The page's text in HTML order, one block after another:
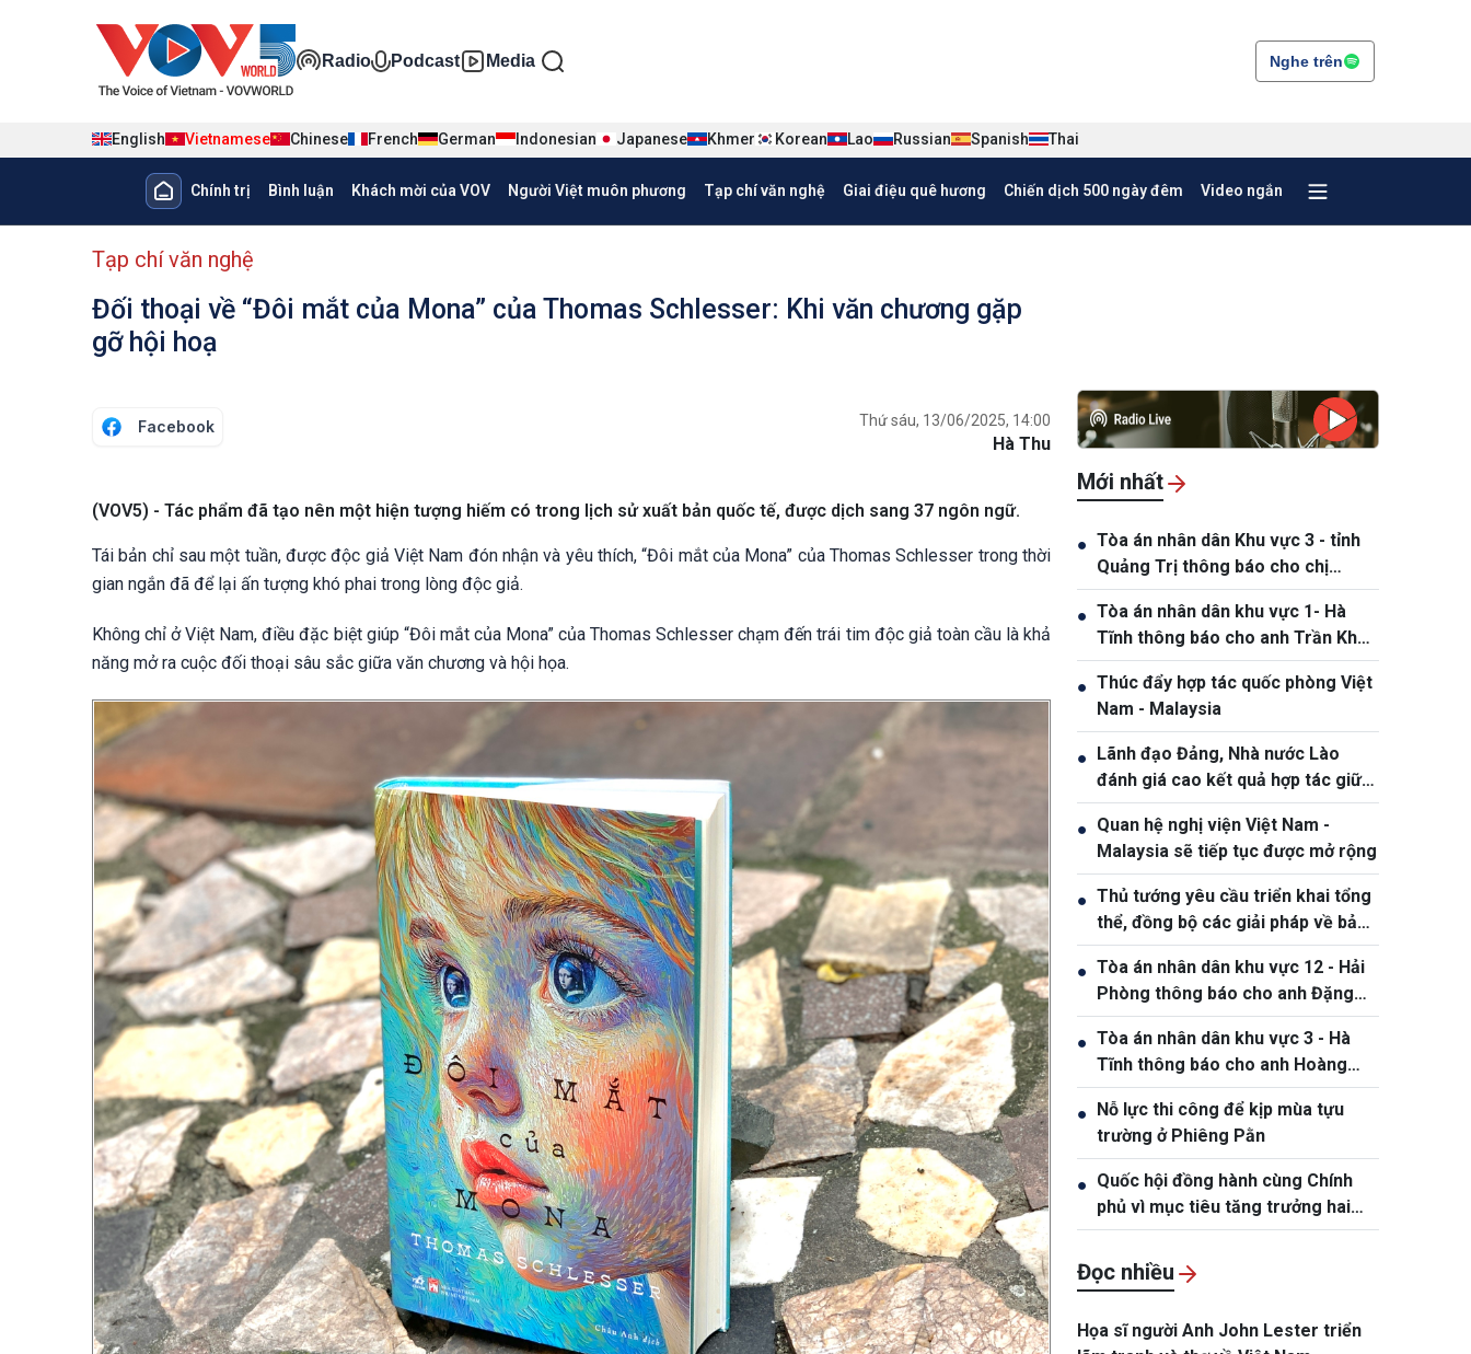
Đa phương tiện tiếng Việt
Radio Podcast Media Nghe trên
English Vietnamese Chinese French German Indonesian Japanese Khmer Korean Lao Russian Spanish Thai
Main navigation
Chính trị Bình luận Khách mời của VOV Người Việt muôn phương Tạp chí văn nghệ Giai điệu quê hương Chiến dịch 500 ngày đêm Video ngắn
menu phụ tiếng Việt
Tạp chí văn nghệ
Đối thoại về “Đôi mắt của Mona” của Thomas Schlesser: Khi văn chương gặp
gỡ hội hoạ
Facebook Thứ sáu, 13/06/2025, 14:00
Hà Thu
(VOV5) - Tác phẩm đã tạo nên một hiện tượng hiếm có trong lịch sử xuất bản quốc tế, được dịch sang 37 ngôn ngữ.
Tái bản chỉ sau một tuần, được độc giả Việt Nam đón nhận và yêu thích, “Đôi mắt của Mona” của Thomas Schlesser trong thời
gian ngắn đã để lại ấn tượng khó phai trong lòng độc giả.
Không chỉ ở Việt Nam, điều đặc biệt giúp “Đôi mắt của Mona” của Thomas Schlesser chạm đến trái tim độc giả toàn cầu là khả
năng mở ra cuộc đối thoại sâu sắc giữa văn chương và hội họa.
Mới nhất
● Tòa án nhân dân Khu vực 3 - tỉnh
Quảng Trị thông báo cho chị
Phạm Thị Giang, sinh ngày
19/10/1991
● Tòa án nhân dân khu vực 1- Hà
Tĩnh thông báo cho anh Trần Khắc
Thanh, sinh năm 1988
● Thúc đẩy hợp tác quốc phòng Việt
Nam - Malaysia
● Lãnh đạo Đảng, Nhà nước Lào
đánh giá cao kết quả hợp tác giữa
Quân đội hai nước Việt Nam và Lào
● Quan hệ nghị viện Việt Nam -
Malaysia sẽ tiếp tục được mở rộng
● Thủ tướng yêu cầu triển khai tổng
thể, đồng bộ các giải pháp về bảo
đảm an ninh mạng
● Tòa án nhân dân khu vực 12 - Hải
Phòng thông báo cho anh Đặng
Hồng Tiệp, sinh ngày 20/5/1989
● Tòa án nhân dân khu vực 3 - Hà
Tĩnh thông báo cho anh Hoàng
Phan Anh, sinh năm 1980
● Nỗ lực thi công để kịp mùa tựu
trường ở Phiêng Pằn
● Quốc hội đồng hành cùng Chính
phủ vì mục tiêu tăng trưởng hai
con số
Đọc nhiều
Họa sĩ người Anh John Lester triển